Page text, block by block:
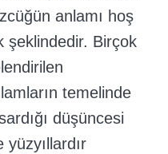
anlamı hoş
şeklindedir. Birçok
temelinde
düşüncesi